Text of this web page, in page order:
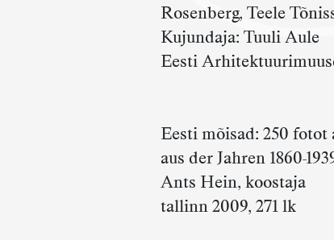
Rosenberg, Teele
Kujundaja: Tuuli Aule
Eesti
Eesti mõisad: 250 fotot
aus der Jahren 1860-
Ants Hein, koostaja
tallinn 2009, 271 lk